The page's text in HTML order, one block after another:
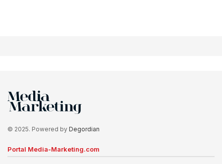
© 2025. Powered by Degordian
Portal Media-Marketing.com